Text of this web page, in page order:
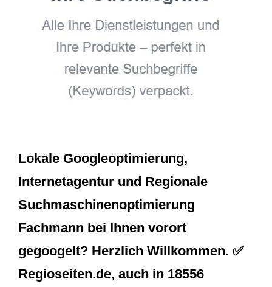
Lokale Googleoptimierung,
Internetagentur und Regionale
Suchmaschinenoptimierung
Fachmann bei Ihnen vorort
gegoogelt? Herzlich Willkommen. ✅
Regioseiten.de, auch in 18556